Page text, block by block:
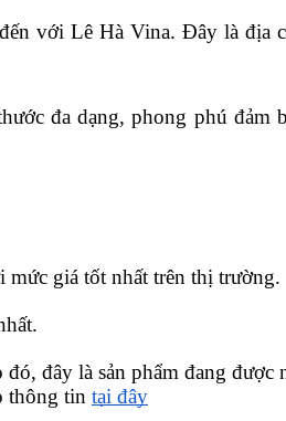
với Lê Hà Vina. Đây là địa
đa dạng, phong phú đảm
mức giá tốt nhất trên thị trường.
đây là sản phẩm đang được
thông tin tại đây